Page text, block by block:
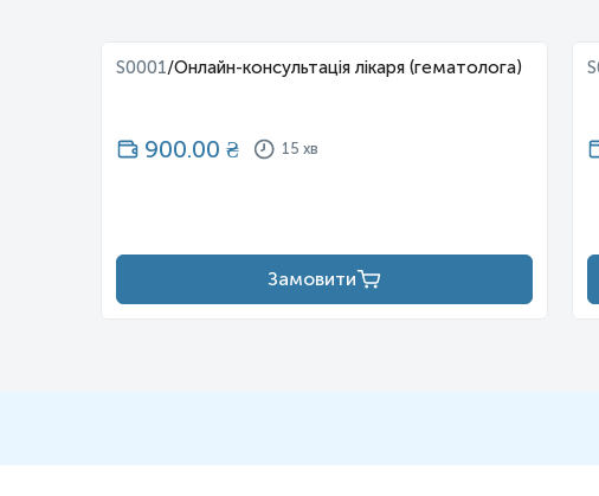
S0001/Онлайн-консультація лікаря (гематолога)
900.00 ₴ 15 хв
Замовити